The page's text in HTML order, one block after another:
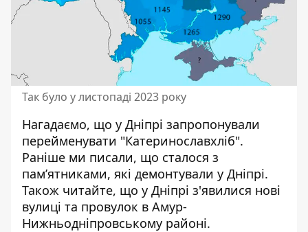
Так було у листопаді 2023 року
Нагадаємо, що у Дніпрі запропонували
перейменувати "Катеринославхліб".
Раніше ми писали, що сталося з
пам’ятниками, які демонтували у Дніпрі.
Також читайте, що у Дніпрі з'явилися нові
вулиці та провулок в Амур-
Нижньодніпровському районі.